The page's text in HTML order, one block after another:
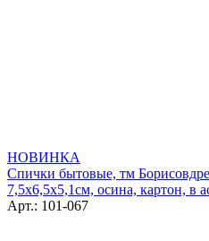
НОВИНКА
Спички бытовые, тм
7,5х6,5х5,1см, осина, картон, в
Арт.: 101-067